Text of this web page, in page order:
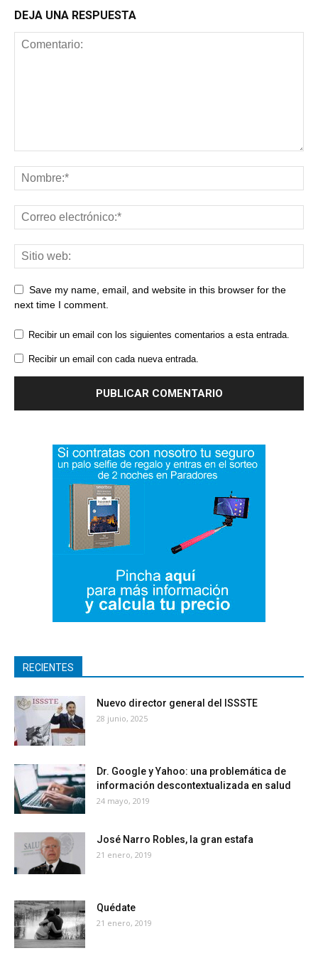
DEJA UNA RESPUESTA
Save my name, email, and website in this browser for the
next time I comment.
Recibir un email con los siguientes comentarios a esta entrada.
Recibir un email con cada nueva entrada.
RECIENTES
Nuevo director general del ISSSTE
28 junio, 2025
Dr. Google y Yahoo: una problemática de
información descontextualizada en salud
24 mayo, 2019
José Narro Robles, la gran estafa
21 enero, 2019
Quédate
21 enero, 2019